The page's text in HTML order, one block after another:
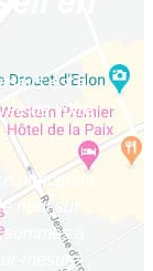
est à
de votre
principale
neuf sur
à
mesure.